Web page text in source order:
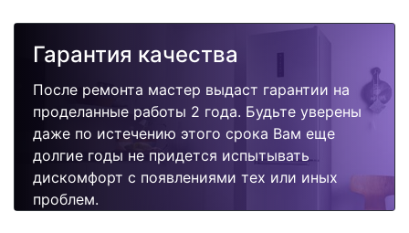
Гарантия качества
После ремонта мастер выдаст гарантии на
проделанные работы 2 года. Будьте уверены
даже по истечению этого срока Вам еще
долгие годы не придется испытывать
дискомфорт с появлениями тех или иных
проблем.